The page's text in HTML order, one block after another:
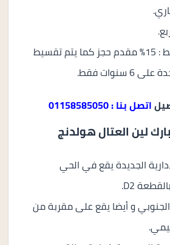
طرق الدفع والتقسيط : 15% مقدم حجز كما يتم تقسيط
سنوات فقط.
اتصل بنا : 01158585050
لين العتال هولدنج
الجديدة يقع في الحي
و أيضا يقع على مقربة من